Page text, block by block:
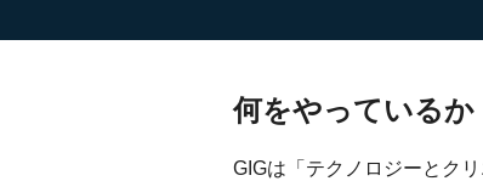
何をやっているか
GIGは「テクノロジーとク